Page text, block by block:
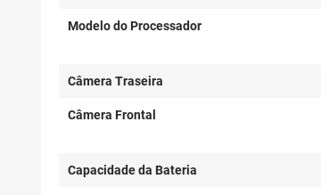
Modelo do Processador
Câmera Traseira
Câmera Frontal
Capacidade da Bateria